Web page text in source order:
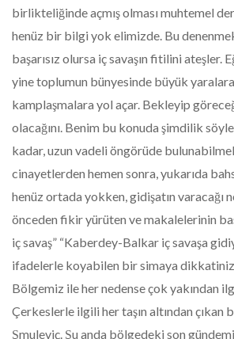
birlikteliğinde açmış olması muhtemel
henüz bir bilgi yok elimizde. Bu
başarısız olursa iç savaşın fitilini ateşler.
yine toplumun bünyesinde büyük
kamplaşmalara yol açar. Bekleyip
olacağını. Benim bu konuda şimdilik
kadar, uzun vadeli öngörüde
cinayetlerden hemen sonra, yukarıda
henüz ortada yokken, gidişatın varacağı
önceden fikir yürüten ve makalelerinin
iç savaş” “Kaberdey-Balkar iç savaşa
ifadelerle koyabilen bir simaya
Bölgemiz ile her nedense çok yakından
Çerkeslerle ilgili her taşın altından çıkan
Şmuleviç. Şu anda bölgedeki son